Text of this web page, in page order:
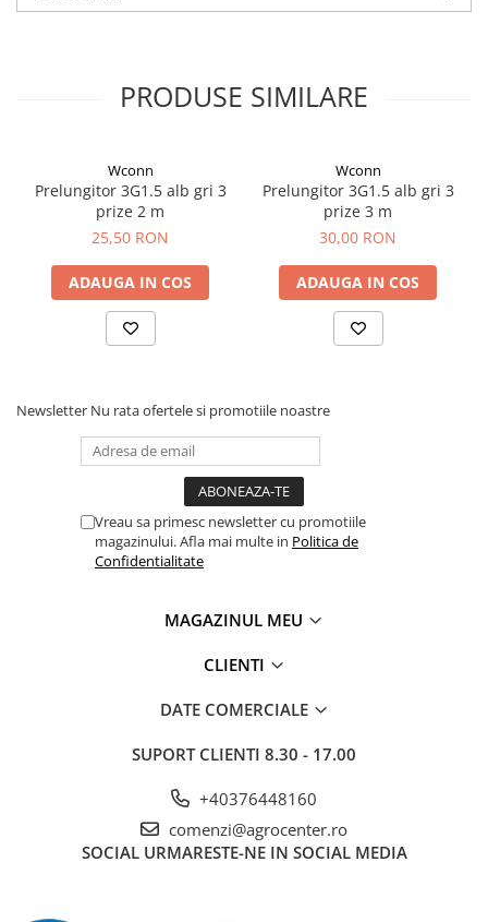
PRODUSE SIMILARE
Wconn
Prelungitor 3G1.5 alb gri 3
prize 2 m
25,50 RON
ADAUGA IN COS
Wconn
Prelungitor 3G1.5 alb gri 3
prize 3 m
30,00 RON
ADAUGA IN COS
Newsletter Nu rata ofertele si promotiile noastre
Vreau sa primesc newsletter cu promotiile
magazinului. Afla mai multe in Politica de
Confidentialitate
MAGAZINUL MEU
CLIENTI
DATE COMERCIALE
SUPORT CLIENTI 8.30 - 17.00
+40376448160
comenzi@agrocenter.ro
SOCIAL URMARESTE-NE IN SOCIAL MEDIA